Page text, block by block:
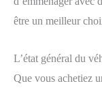
être un meilleur
L’état général du
Que vous achetiez